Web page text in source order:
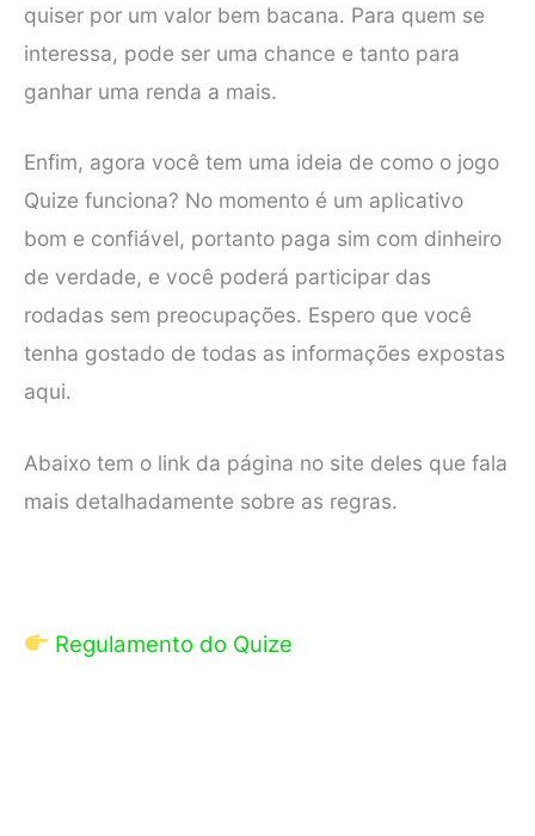
quiser por um valor bem bacana. Para quem se
interessa, pode ser uma chance e tanto para
ganhar uma renda a mais.
Enfim, agora você tem uma ideia de como o jogo
Quize funciona? No momento é um aplicativo
bom e confiável, portanto paga sim com dinheiro
de verdade, e você poderá participar das
rodadas sem preocupações. Espero que você
tenha gostado de todas as informações expostas
aqui.
Abaixo tem o link da página no site deles que fala
mais detalhadamente sobre as regras.
Regulamento do Quize